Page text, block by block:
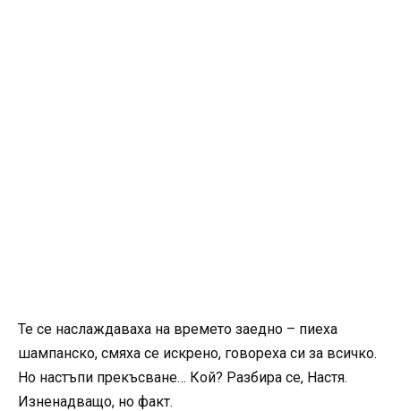
Те се наслаждаваха на времето заедно – пиеха
шампанско, смяха се искрено, говореха си за всичко.
Но настъпи прекъсване… Кой? Разбира се, Настя.
Изненадващо, но факт.